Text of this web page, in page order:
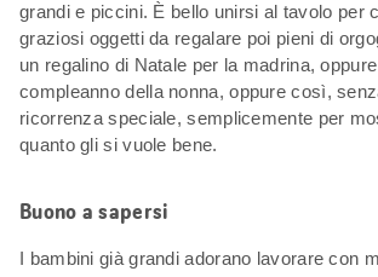
grandi e piccini. È bello unirsi al tavolo per
graziosi oggetti da regalare poi pieni di
un regalino di Natale per la madrina,
compleanno della nonna, oppure così,
ricorrenza speciale, semplicemente per
quanto gli si vuole bene.
Buono a sapersi
I bambini già grandi adorano lavorare con